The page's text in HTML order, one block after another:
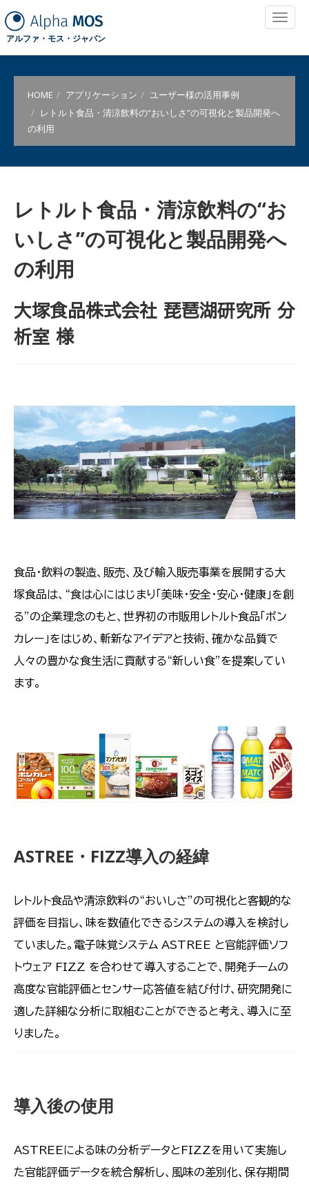
アルファ・モス・ジャパン
HOME アプリケーション
ユーザー様の活用事例
レトルト食品・清涼飲料の“おいしさ”の可視化と製品開発へ
の利用
レトルト食品・清涼飲料の“お
いしさ”の可視化と製品開発へ
の利用
大塚食品株式会社 琵琶湖研究所 分
析室 様
食品・飲料の製造、販売、及び輸入販売事業を展開する大
塚食品は、“食は心にはじまり「美味・安全・安心・健康」を創
る”の企業理念のもと、世界初の市販用レトルト食品「ボン
カレー」をはじめ、斬新なアイデアと技術、確かな品質で
人々の豊かな食生活に貢献する“新しい食”を提案してい
ます。
ASTREE・FIZZ導入の経緯
レトルト食品や清涼飲料の“おいしさ”の可視化と客観的な
評価を目指し、味を数値化できるシステムの導入を検討し
ていました。電子味覚システム ASTREE と官能評価ソフ
トウェア FIZZ を合わせて導入することで、開発チームの
高度な官能評価とセンサー応答値を結び付け、研究開発に
適した詳細な分析に取組むことができると考え、導入に至
りました。
導入後の使用
ASTREEによる味の分析データとFIZZを用いて実施し
た官能評価データを統合解析し、風味の差別化、保存期間